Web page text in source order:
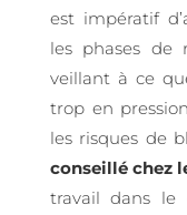
est impératif
les phases de
veillant à ce
trop en
les risques de
conseillé chez
travail dans le